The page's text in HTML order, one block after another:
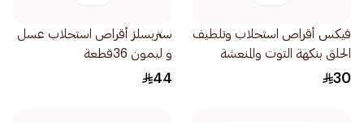
فيكس أقراص استحلاب وتلطيف
الحلق بنكهة التوت والمنعشة
الفعالة 16قرص
30
ستربسلز أقراص استحلاب عسل
و ليمون 36قطعة
44